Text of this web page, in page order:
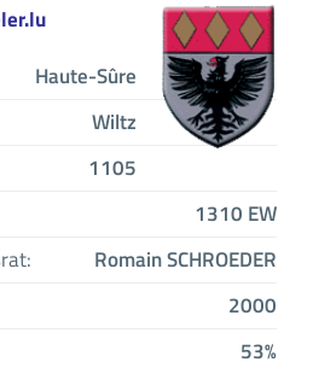
Haute-Sûre
Wiltz
1105
1310 EW
Romain SCHROEDER
2000
53%